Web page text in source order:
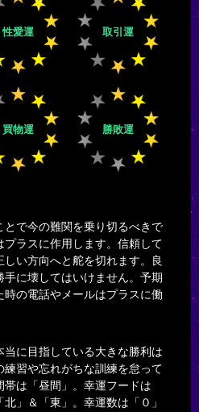
性愛運 取引運
買物運 勝敗運
で今の難関を乗り切るべきで
ラスに作用します。信頼して
い方向へと舵を切れます。良
に壊してはいけません。予期
の電話やメールはプラスに働
に目指している大きな勝利は
習や忘れがちな訓練を怠って
は「昼間」。幸運フードは
北」＆「東」。幸運数は「０」